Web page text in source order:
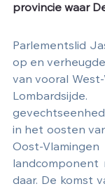
provincie waar
Parlementslid
op en
van vooral
in het oosten
Oost-
landcomponent
daar. De komst